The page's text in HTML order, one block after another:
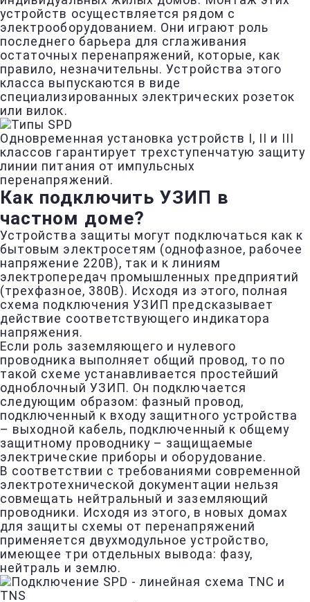
устройств осуществляется рядом с
электрооборудованием. Они играют роль
последнего барьера для сглаживания
остаточных перенапряжений, которые, как
правило, незначительны. Устройства этого
класса выпускаются в виде
специализированных электрических розеток
или вилок.
Одновременная установка устройств I, II и III
классов гарантирует трехступенчатую защиту
линии питания от импульсных
перенапряжений.
Как подключить УЗИП в
частном доме?
Устройства защиты могут подключаться как к
бытовым электросетям (однофазное, рабочее
напряжение 220В), так и к линиям
электропередач промышленных предприятий
(трехфазное, 380В). Исходя из этого, полная
схема подключения УЗИП предсказывает
действие соответствующего индикатора
напряжения.
Если роль заземляющего и нулевого
проводника выполняет общий провод, то по
такой схеме устанавливается простейший
одноблочный УЗИП. Он подключается
следующим образом: фазный провод,
подключенный к входу защитного устройства
– выходной кабель, подключенный к общему
защитному проводнику – защищаемые
электрические приборы и оборудование.
В соответствии с требованиями современной
электротехнической документации нельзя
совмещать нейтральный и заземляющий
проводники. Исходя из этого, в новых домах
для защиты схемы от перенапряжений
применяется двухмодульное устройство,
имеющее три отдельных вывода: фазу,
нейтраль и землю.